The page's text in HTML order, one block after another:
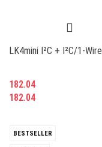
LK4mini I²C + I²C/1-Wire
182.04
182.04
BESTSELLER